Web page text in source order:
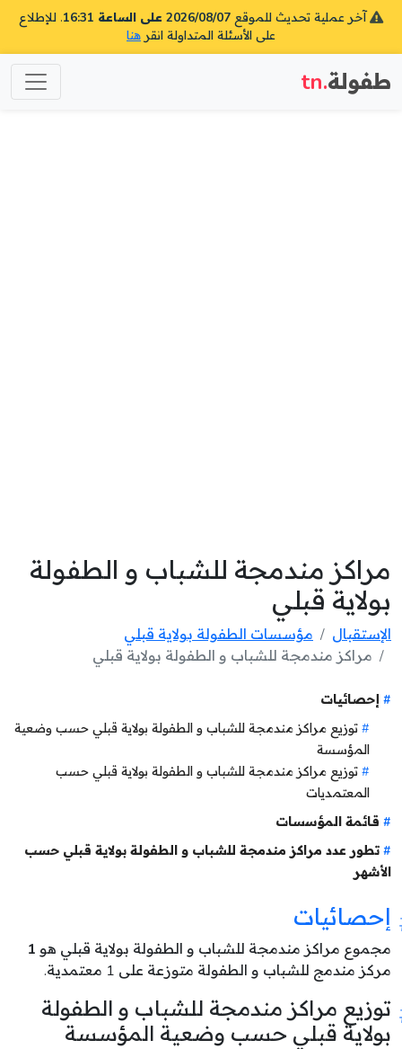
آخر عملية تحديث للموقع 2026/08/07 على الساعة 16:31
. للإطلاع
على الأسئلة المتداولة انقر هنا
طفولة.tn
مراكز مندمجة للشباب و الطفولة
بولاية قبلي
الإستقبال
مؤسسات الطفولة بولاية قبلي
مراكز مندمجة للشباب و الطفولة بولاية قبلي
إحصائيات
توزيع مراكز مندمجة للشباب و الطفولة بولاية قبلي حسب وضعية
المؤسسة
توزيع مراكز مندمجة للشباب و الطفولة بولاية قبلي حسب
المعتمديات
قائمة المؤسسات
تطور عدد مراكز مندمجة للشباب و الطفولة بولاية قبلي حسب
الأشهر
إحصائيات
مجموع مراكز مندمجة للشباب و الطفولة بولاية قبلي هو 1
مركز مندمج للشباب و الطفولة متوزعة على 1 معتمدية.
توزيع مراكز مندمجة للشباب و الطفولة
بولاية قبلي حسب وضعية المؤسسة